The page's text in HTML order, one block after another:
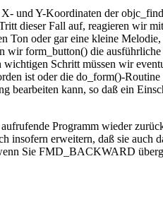
und Y-Koordinaten der
dieser Fall auf, reagieren wir
Ton oder gar eine kleine Melodie,
wir form_button() die
Schritt müssen wir
ist oder die do_form()-Routine
kann, so daß ein
Programm wieder
insofern erweitern, daß sie auch
Sie FMD_BACKWARD